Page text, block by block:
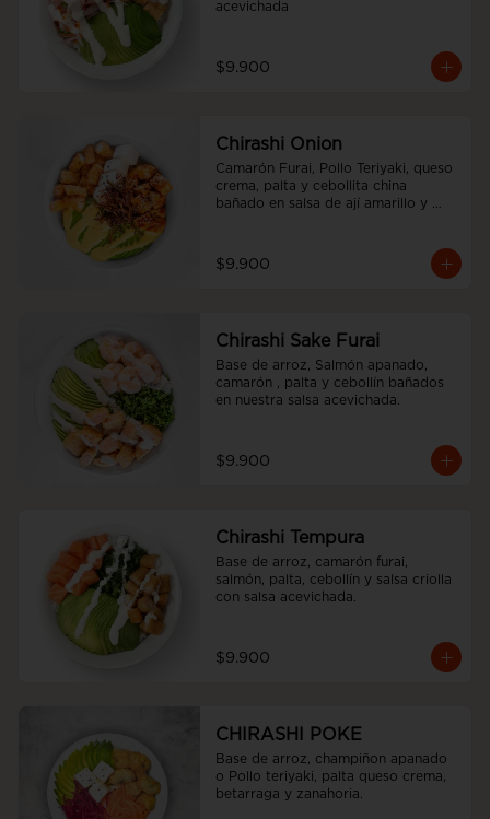
acevichada
$9.900
Chirashi Onion
Camarón Furai, Pollo Teriyaki, queso
crema, palta y cebollita china
bañado en salsa de ají amarillo y
$9.900
Chirashi Sake Furai
Base de arroz, Salmón apanado,
camarón , palta y cebollín bañados
en nuestra salsa acevichada.
$9.900
Chirashi Tempura
Base de arroz, camarón furai,
salmón, palta, cebollín y salsa criolla
con salsa acevichada.
$9.900
CHIRASHI POKE
Base de arroz, champiñon apanado
o Pollo teriyaki, palta queso crema,
betarraga y zanahoria.